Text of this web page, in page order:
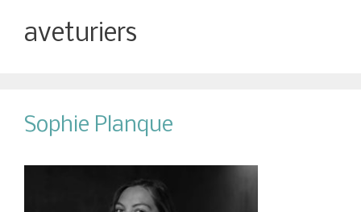
aveturiers
Sophie Planque